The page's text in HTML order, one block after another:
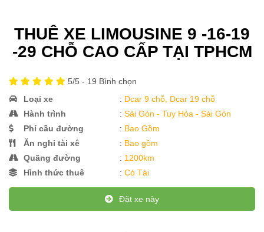
THUÊ XE LIMOUSINE 9 -16-19
-29 CHỖ CAO CẤP TẠI TPHCM
5/5 - 19 Bình chọn
Loại xe
: Dcar 9 chỗ, Dcar 19 chỗ
Hành trình
:Sài Gòn - Tuy Hòa - Sài Gòn
Phí cầu đường
: Bao Gồm
Ăn nghỉ tài xê
: Bao gồm
Quãng đường
: 1200km
Hình thức thuê
:Có Tài
Đặt xe này